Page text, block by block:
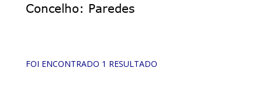
Concelho: Paredes
FOI ENCONTRADO 1 RESULTADO